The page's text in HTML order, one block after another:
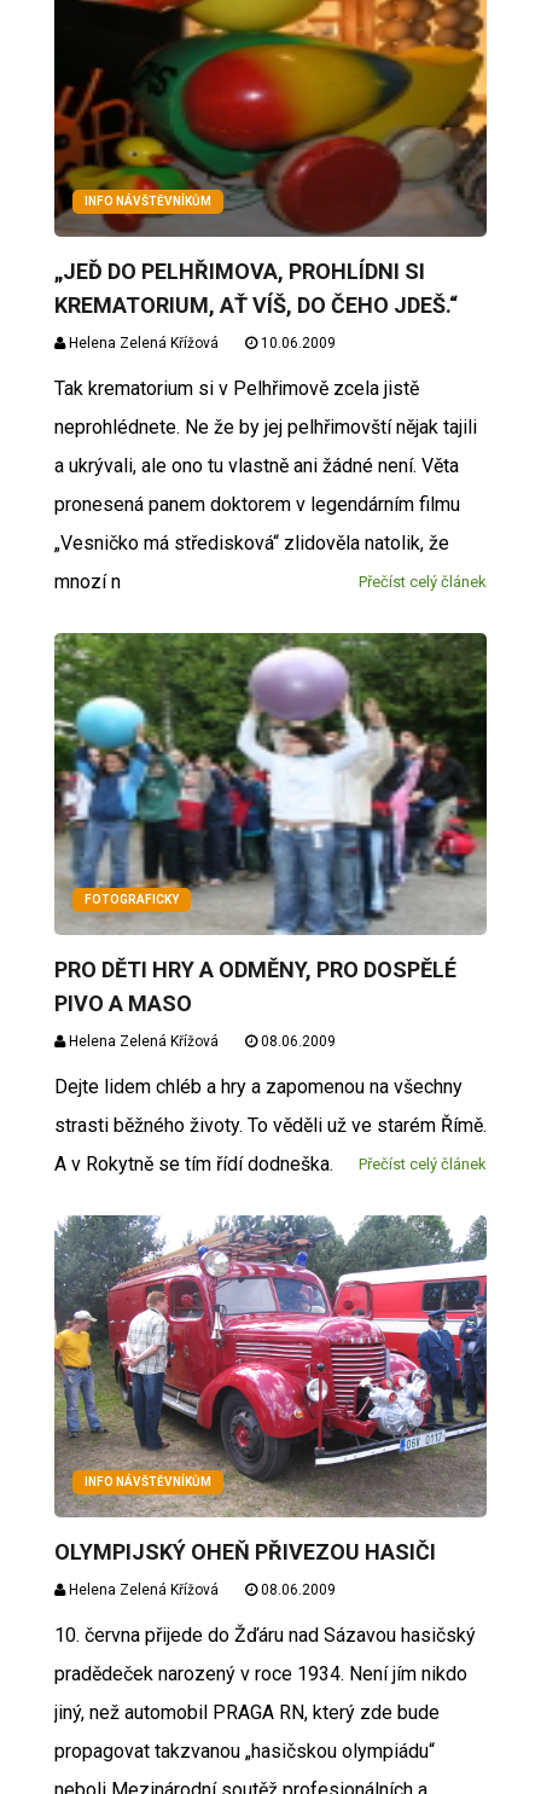
INFO NÁVŠTĚVNÍKŮM
„JEĎ DO PELHŘIMOVA, PROHLÍDNI SI
KREMATORIUM, AŤ VÍŠ, DO ČEHO JDEŠ.“
Helena Zelená Křížová 10.06.2009
Tak krematorium si v Pelhřimově zcela jistě
neprohlédnete. Ne že by jej pelhřimovští nějak tajili
a ukrývali, ale ono tu vlastně ani žádné není. Věta
pronesená panem doktorem v legendárním filmu
„Vesničko má středisková“ zlidověla natolik, že
mnozí n
Přečíst celý článek
FOTOGRAFICKY
PRO DĚTI HRY A ODMĚNY, PRO DOSPĚLÉ
PIVO A MASO
Helena Zelená Křížová 08.06.2009
Dejte lidem chléb a hry a zapomenou na všechny
strasti běžného životy. To věděli už ve starém Římě.
A v Rokytně se tím řídí dodneška.
Přečíst celý článek
INFO NÁVŠTĚVNÍKŮM
OLYMPIJSKÝ OHEŇ PŘIVEZOU HASIČI
Helena Zelená Křížová 08.06.2009
10. června přijede do Žďáru nad Sázavou hasičský
pradědeček narozený v roce 1934. Není jím nikdo
jiný, než automobil PRAGA RN, který zde bude
propagovat takzvanou „hasičskou olympiádu“